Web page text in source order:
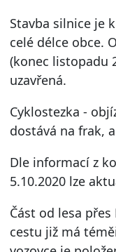
Stavba silnice je
celé délce obce.
(konec listopadu
uzavřená.
Cyklostezka -
dostává na frak,
Dle informací z
5.10.2020 lze
Část od lesa
cestu již má